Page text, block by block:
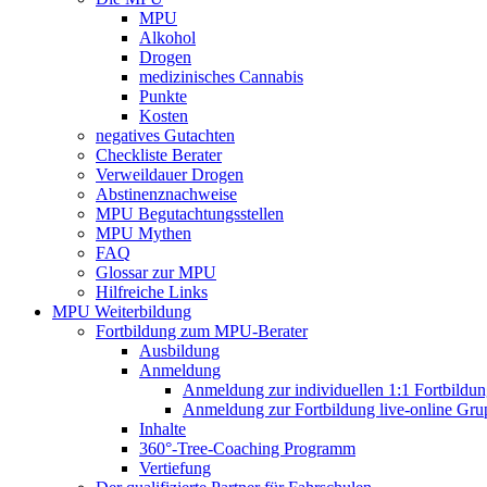
MPU
Alkohol
Drogen
medizinisches Cannabis
Punkte
Kosten
negatives Gutachten
Checkliste Berater
Verweildauer Drogen
Abstinenznachweise
MPU Begutachtungsstellen
MPU Mythen
FAQ
Glossar zur MPU
Hilfreiche Links
MPU Weiterbildung
Fortbildung zum MPU-Berater
Ausbildung
Anmeldung
Anmeldung zur individuellen 1:1
Anmeldung zur Fortbildung live-online
Inhalte
360°-Tree-Coaching Programm
Vertiefung